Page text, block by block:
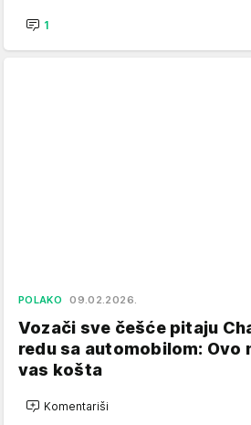
1
POLAKO 09.02.2026.
Vozači sve češće pitaju
redu sa automobilom: Ovo
vas košta
Komentariši